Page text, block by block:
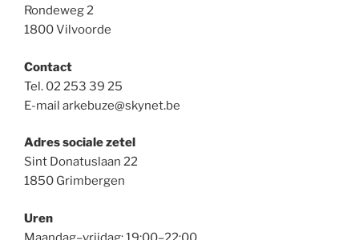
Rondeweg 2
1800 Vilvoorde
Contact
Tel. 02 253 39 25
E-mail arkebuze@skynet.be
Adres sociale zetel
Sint Donatuslaan 22
1850 Grimbergen
Uren